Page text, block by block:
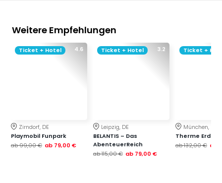
Weitere Empfehlungen
4.6
Ticket + Hotel
Zirndorf, DE
Playmobil Funpark
ab99,00 € ab 79,00 €
3.2
Ticket + Hotel
Leipzig, DE
BELANTIS – Das
AbenteuerReich
ab115,00 € ab 79,00 €
Ticket +
München, DE
Therme Erding
ab132,00 € ab